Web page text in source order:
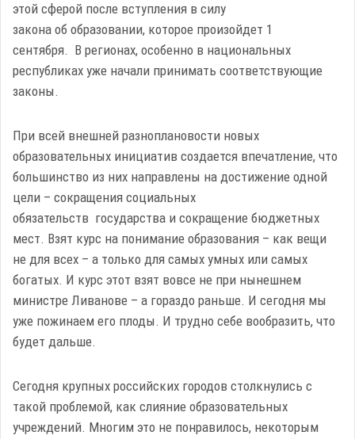
этой сферой после вступления в силу
закона об образовании, которое произойдет 1
сентября. В регионах, особенно в национальных
республиках уже начали принимать соответствующие
законы.
При всей внешней разноплановости новых
образовательных инициатив создается впечатление, что
большинство из них направлены на достижение одной
цели – сокращения социальных
обязательств государства и сокращение бюджетных
мест. Взят курс на понимание образования – как вещи
не для всех – а только для самых умных или самых
богатых. И курс этот взят вовсе не при нынешнем
министре Ливанове – а гораздо раньше. И сегодня мы
уже пожинаем его плоды. И трудно себе вообразить, что
будет дальше.
Сегодня крупных российских городов столкнулись с
такой проблемой, как слияние образовательных
учреждений. Многим это не понравилось, некоторым